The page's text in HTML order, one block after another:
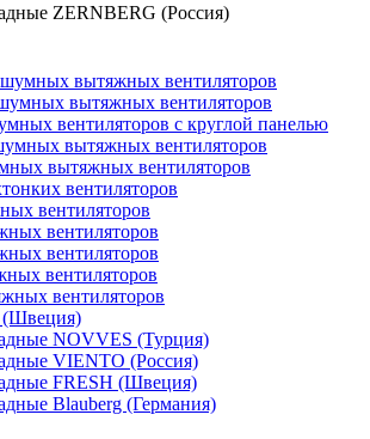
ZERNBERG (Россия)
вытяжных вентиляторов
вытяжных вентиляторов
вентиляторов с круглой панелью
вытяжных вентиляторов
вытяжных вентиляторов
вентиляторов
вентиляторов
вентиляторов
вентиляторов
вентиляторов
вентиляторов
(Швеция)
NOVVES (Турция)
VIENTO (Россия)
FRESH (Швеция)
Blauberg (Германия)